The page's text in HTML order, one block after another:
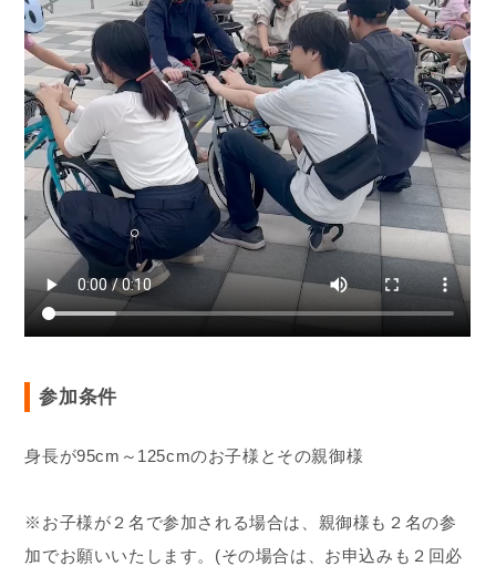
参加条件
身長が95cm～125cmのお子様とその親御様
※お子様が２名で参加される場合は、親御様も２名の参
加でお願いいたします。(その場合は、お申込みも２回必